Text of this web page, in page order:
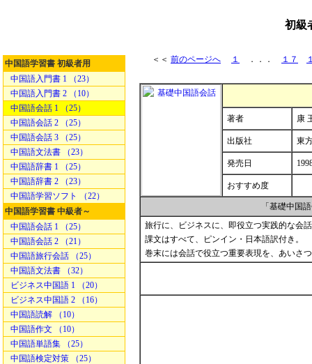
初級
中国語学習書 初級者用
中国語入門書 1 （23）
中国語入門書 2 （10）
中国語会話 1 （25）
中国語会話 2 （25）
中国語会話 3 （25）
中国語文法書 （23）
中国語辞書 1 （25）
中国語辞書 2 （23）
中国語学習ソフト （22）
中国語学習書 中級者～
中国語会話 1 （25）
中国語会話 2 （21）
中国語旅行会話 （25）
中国語文法書 （32）
ビジネス中国語 1 （20）
ビジネス中国語 2 （16）
中国語読解 （10）
中国語作文 （10）
中国語単語集 （25）
中国語検定対策 （25）
＜＜ 前のページへ １ ．．． １７
著者 康
出版社 東
発売日
おすすめ度
「基礎中国
旅行に、ビジネスに、即役立つ実践的な会
課文はすべて、ピンイン・日本語訳付き。
巻末には会話で役立つ重要表現を、あいさ